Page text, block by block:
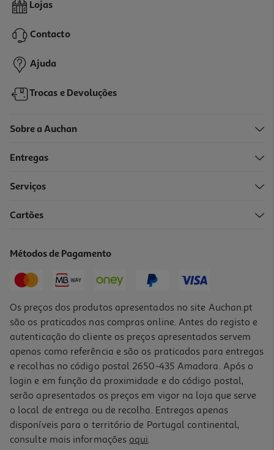
Lojas
Contacto
Ajuda
Trocas e Devoluções
Sobre a Auchan
Entregas
Serviços
Cartões
Métodos de Pagamento
Os preços dos produtos apresentados no site Auchan.pt
são os praticados nas compras online. Antes do registo e
autenticação do cliente os preços apresentados servem
apenas como referência e são os praticados para entregas
e recolhas no código postal 2650-435 Amadora. Após o
login e em função da proximidade e do código postal,
serão apresentados os preços em vigor na loja que serve
o local de entrega ou de recolha. Entregas apenas
disponíveis para o território de Portugal continental,
consulte mais informações aqui.